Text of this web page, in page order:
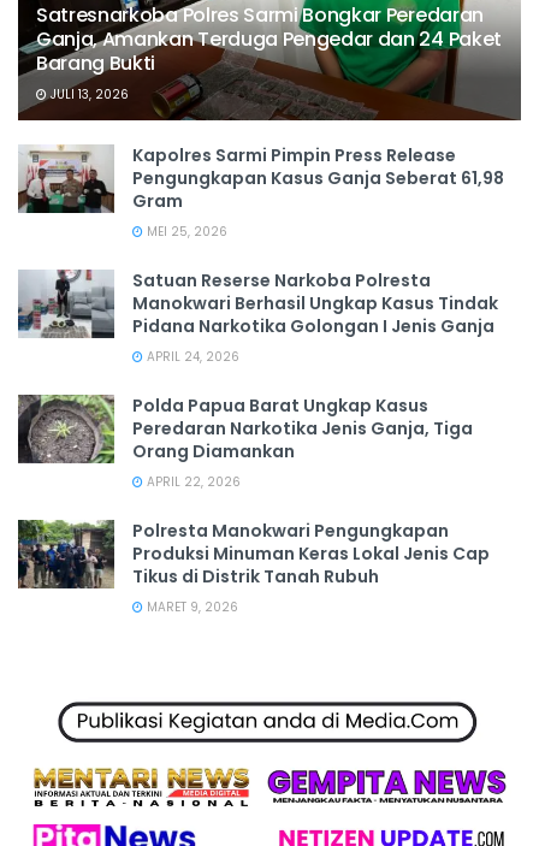
Satresnarkoba Polres Sarmi Bongkar Peredaran
Ganja, Amankan Terduga Pengedar dan 24 Paket
Barang Bukti
JULI 13, 2026
Kapolres Sarmi Pimpin Press Release
Pengungkapan Kasus Ganja Seberat 61,98
Gram
MEI 25, 2026
Satuan Reserse Narkoba Polresta
Manokwari Berhasil Ungkap Kasus Tindak
Pidana Narkotika Golongan I Jenis Ganja
APRIL 24, 2026
Polda Papua Barat Ungkap Kasus
Peredaran Narkotika Jenis Ganja, Tiga
Orang Diamankan
APRIL 22, 2026
Polresta Manokwari Pengungkapan
Produksi Minuman Keras Lokal Jenis Cap
Tikus di Distrik Tanah Rubuh
MARET 9, 2026